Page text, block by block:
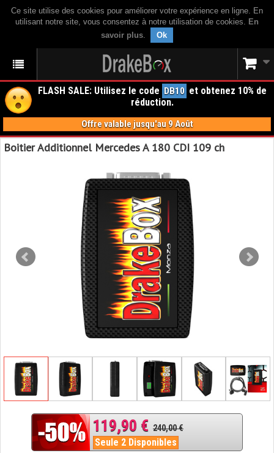
Ce site utilise des cookies pour améliorer votre expérience en ligne. En
utilisant notre site, vous consentez à notre utilisation de cookies. En
savoir plus. Ok
FLASH SALE: Utilisez le code DB10 et obtenez 10% de
réduction.
Offre valable jusqu'au 9 Août
Boitier Additionnel Mercedes A 180 CDI 109 ch
119,90 € 240,00 €
Seule 2 Disponibles